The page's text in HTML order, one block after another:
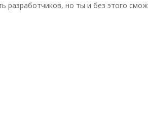
разработчиков, но ты и без этого